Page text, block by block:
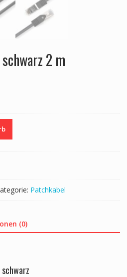
2 m
Patchkabel
(0)